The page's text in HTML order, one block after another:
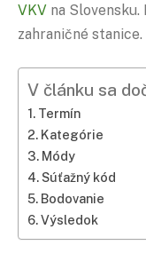
VKV na
zahraničné stanice.
V článku sa
Termín
Kategórie
Módy
Súťažný kód
Bodovanie
Výsledok